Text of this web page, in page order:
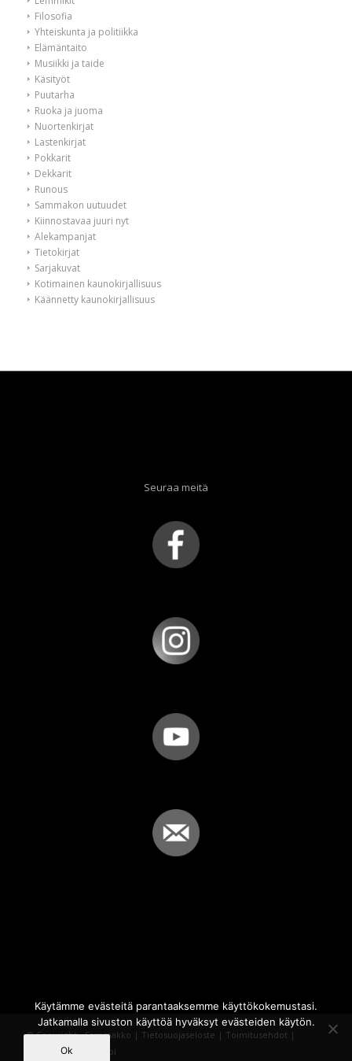
Filosofia
Yhteiskunta ja politiikka
Elämäntaito
Musiikki ja taide
Käsityöt
Puutarha
Ruoka ja juoma
Nuortenkirjat
Lastenkirjat
Pokkarit
Dekkarit
Runous
Sammakon uutuudet
Kiinnostavaa juuri nyt
Alekampanjat
Tietokirjat
Sarjakuvat
Kotimainen kaunokirjallisuus
Käännetty kaunokirjallisuus
Seuraa meitä
© Copyright - Sammakko | Tietosuojaseloste | Toimitusehdot |
Powered by
iQWebbi
Käytämme evästeitä parantaaksemme käyttökokemustasi.
Jatkamalla sivuston käyttöä hyväksyt evästeiden käytön.
Ok